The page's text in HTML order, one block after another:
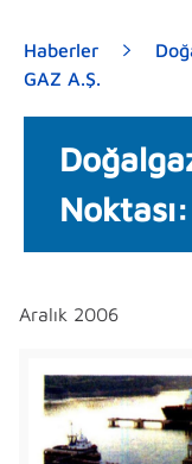
Haberler
GAZ A.Ş.
Aralık 2006